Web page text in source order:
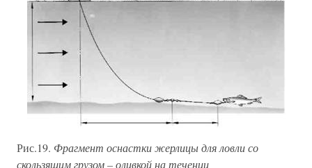
Рис.19. Фрагмент оснастки жерлицы для ловли со
скользящим грузом – оливкой на течении